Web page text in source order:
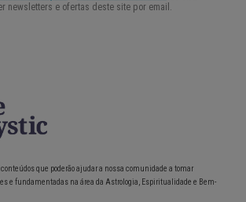
que poderão ajudar a nossa comunidade a tomar
e fundamentadas na área da Astrologia, Espiritualidade e Bem-